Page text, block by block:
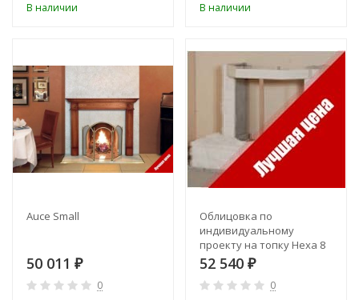
В наличии В наличии
Auce Small
50 011 ₽
0
Облицовка по
индивидуальному
проекту на топку Hexa 8
или другую
призматическую
52 540 ₽
0